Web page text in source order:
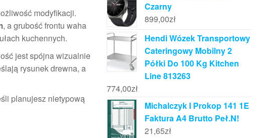
modyfikacji.
, a grubość frontu waha
kuchennych.
jest spójna wizualnie
rysunek drewna, a
planujesz nietypową
Czarny
899,00zł
Hendi Wózek Transportowy
Cateringowy Mobilny 2
Półki Do 100 Kg Kitchen
Line 813263
774,00zł
Michalczyk I Prokop 141 1E
Faktura A4 Brutto Peł.N!
21,65zł